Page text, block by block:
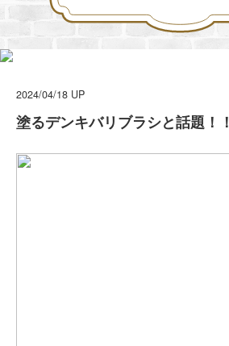
ブランド一覧
Campaign & News
Recommend
スタッフおすすめ
Shop
2024/04/18 UP
塗るデンキバリブラシと話題！！